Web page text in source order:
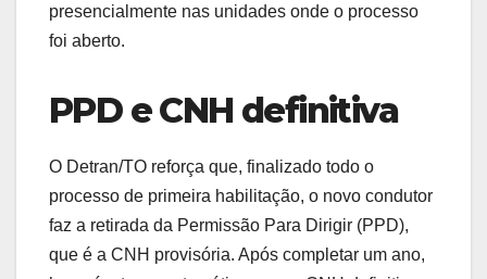
presencialmente nas unidades onde o processo
foi aberto.
PPD e CNH definitiva
O Detran/TO reforça que, finalizado todo o
processo de primeira habilitação, o novo condutor
faz a retirada da Permissão Para Dirigir (PPD),
que é a CNH provisória. Após completar um ano,